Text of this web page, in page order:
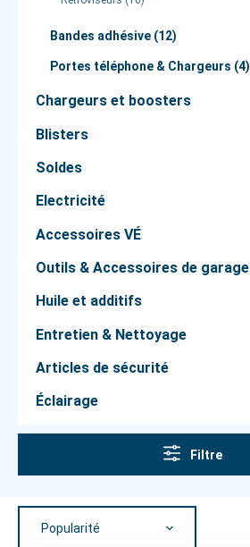
Bandes adhésive (12)
Portes téléphone & Chargeurs (4)
Chargeurs et boosters
Blisters
Soldes
Electricité
Accessoires VÉ
Outils & Accessoires de garage
Huile et additifs
Entretien & Nettoyage
Articles de sécurité
Éclairage
Filtre